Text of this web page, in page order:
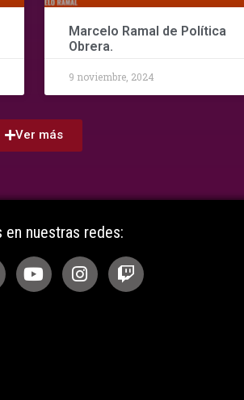
Marcelo Ramal de Política
Obrera.
9 noviembre, 2024
Ver más
en nuestras redes: